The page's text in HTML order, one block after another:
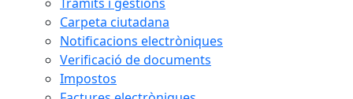
Carpeta ciutadana
Notificacions electròniques
Verificació de documents
Impostos